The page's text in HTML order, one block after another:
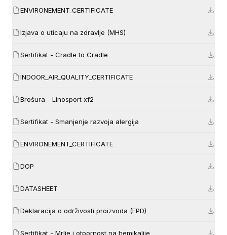
ENVIRONEMENT_CERTIFICATE
Izjava o uticaju na zdravlje (MHS)
Sertifikat - Cradle to Cradle
INDOOR_AIR_QUALITY_CERTIFICATE
Brošura - Linosport xf2
Sertifikat - Smanjenje razvoja alergija
ENVIRONEMENT_CERTIFICATE
DOP
DATASHEET
Deklaracija o održivosti proizvoda (EPD)
Sertifikat - Mrlje i otpornost na hemikalije